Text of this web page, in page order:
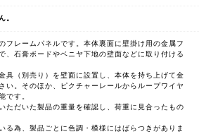
。
フレームパネルです。本体裏面に壁掛け用の金属フ
、石膏ボードやベニヤ下地の壁面などに取り付ける
具（別売り）を壁面に設置し、本体を持ち上げて金
い。そのほか、ピクチャーレールからループワイヤ
です。
ただいた製品の重量を確認し、荷重に見合ったもの
る為、製品ごとに色調・模様にはばらつきがありま